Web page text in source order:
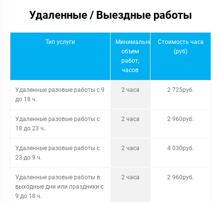
Удаленные / Выездные работы
Тип услуги
Минимальный
объем
работ,
часов
Стоимость часа
(руб)
Удаленные разовые работы с 9
до 18 ч.
2 часа 2 725руб.
Удаленные разовые работы с
18 до 23 ч.
2 часа 2 960руб.
Удаленные разовые работы с
23 до 9 ч.
2 часа 4 030руб.
Удаленные разовые работы в
выходные дни или праздники с
9 до 18 ч.
2 часа 2 960руб.